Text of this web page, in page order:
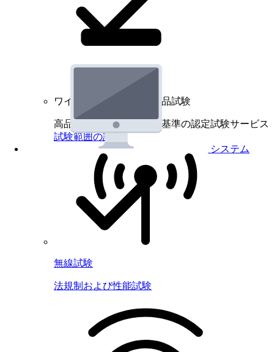
システム
ワイヤレスデバイスの製品試験
高品質規格に基づく国際基準の認定試験サービス
試験範囲の詳細
無線試験
法規制および性能試験